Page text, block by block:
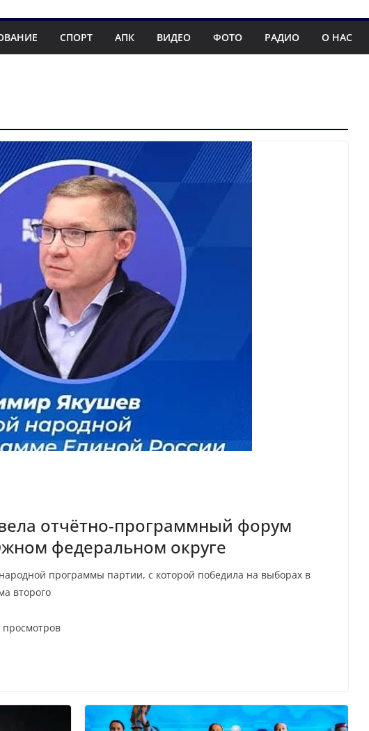
СПОРТ АПК ВИДЕО ФОТО РАДИО О НАС
отчётно-программный форум
федеральном округе
программы партии, с которой победила на выборах в
второго
просмотров